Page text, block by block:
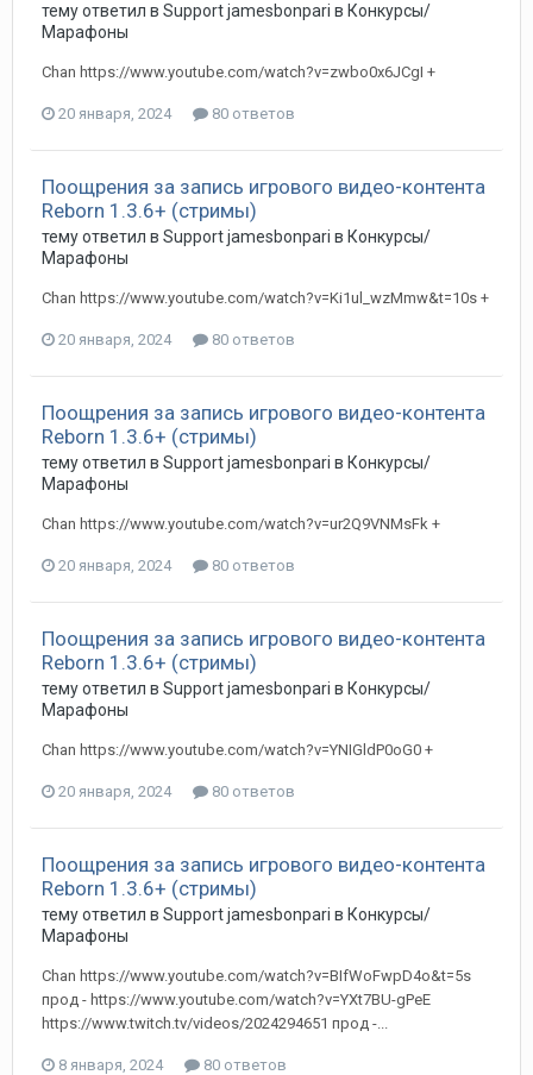
тему ответил в Supportjamesbonpari в Конкурсы/
Марафоны
Chan https://www.youtube.com/watch?v=zwbo0x6JCgI +
20 января, 2024 80 ответов
Поощрения за запись игрового видео-контента
Reborn 1.3.6+ (стримы)
тему ответил в Supportjamesbonpari в Конкурсы/
Марафоны
Chan https://www.youtube.com/watch?v=Ki1ul_wzMmw&t=10s +
20 января, 2024 80 ответов
Поощрения за запись игрового видео-контента
Reborn 1.3.6+ (стримы)
тему ответил в Supportjamesbonpari в Конкурсы/
Марафоны
Chan https://www.youtube.com/watch?v=ur2Q9VNMsFk +
20 января, 2024 80 ответов
Поощрения за запись игрового видео-контента
Reborn 1.3.6+ (стримы)
тему ответил в Supportjamesbonpari в Конкурсы/
Марафоны
Chan https://www.youtube.com/watch?v=YNIGldP0oG0 +
20 января, 2024 80 ответов
Поощрения за запись игрового видео-контента
Reborn 1.3.6+ (стримы)
тему ответил в Supportjamesbonpari в Конкурсы/
Марафоны
Chan https://www.youtube.com/watch?v=BIfWoFwpD4o&t=5s
прод - https://www.youtube.com/watch?v=YXt7BU-gPeE
https://www.twitch.tv/videos/2024294651 прод -...
8 января, 2024 80 ответов